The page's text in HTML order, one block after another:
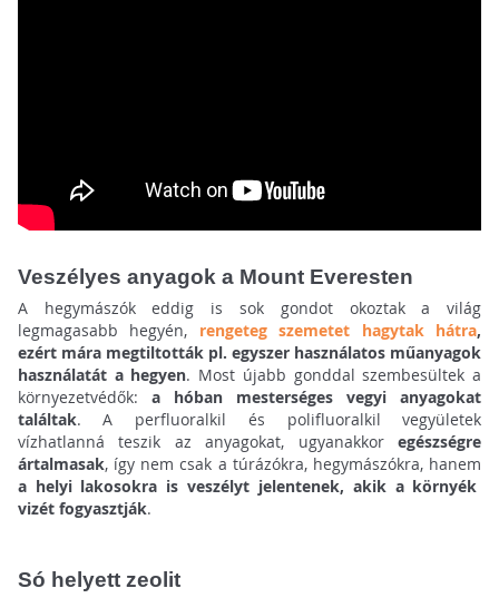
Veszélyes anyagok a Mount Everesten
A hegymászók eddig is sok gondot okoztak a világ
legmagasabb hegyén, rengeteg szemetet hagytak hátra,
ezért mára megtiltották pl. egyszer használatos műanyagok
használatát a hegyen. Most újabb gonddal szembesültek a
környezetvédők: a hóban mesterséges vegyi anyagokat
találtak. A perfluoralkil és polifluoralkil vegyületek
vízhatlanná teszik az anyagokat, ugyanakkoregészségre
ártalmasak, így nem csak a túrázókra, hegymászókra, hanem
a helyi lakosokra is veszélyt jelentenek, akik a környék
vizét fogyasztják.
Só helyett zeolit